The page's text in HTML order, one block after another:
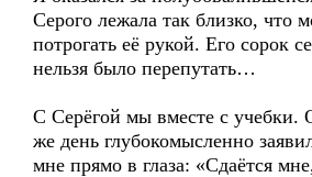
Серого лежала так близко, что
потрогать её рукой. Его сорок
нельзя было перепутать…
С Серёгой мы вместе с учебки.
же день глубокомысленно
мне прямо в глаза: «Сдаётся